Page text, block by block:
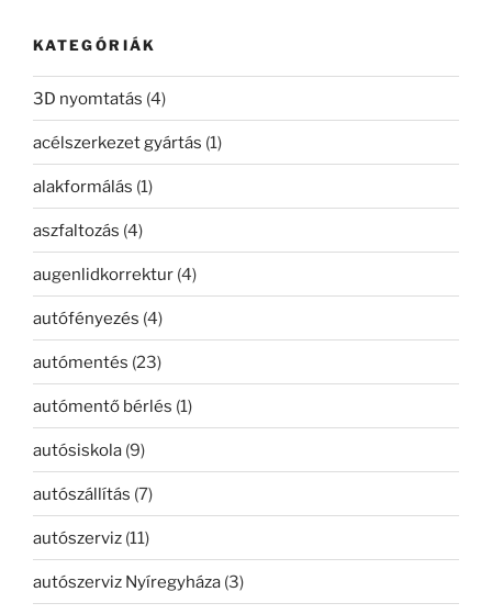
KATEGÓRIÁK
3D nyomtatás (4)
acélszerkezet gyártás (1)
alakformálás (1)
aszfaltozás (4)
augenlidkorrektur (4)
autófényezés (4)
autómentés (23)
autómentő bérlés (1)
autósiskola (9)
autószállítás (7)
autószerviz (11)
autószerviz Nyíregyháza (3)